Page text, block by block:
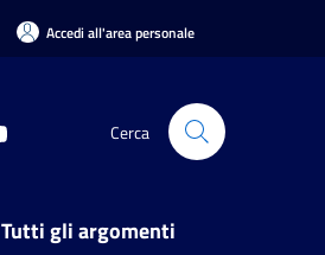
Accedi all'area personale
Cerca
Tutti gli argomenti